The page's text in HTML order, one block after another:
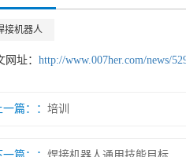
接机器人
网址： http://www.007her.com/news/
篇： 培训